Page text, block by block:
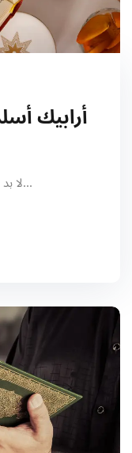
أرابيك
لا بد أن أوضح لك أن كل هذه الأفكار المغلوطة...